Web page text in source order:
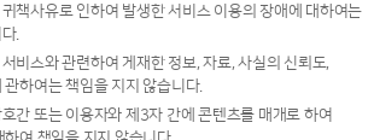
책사유로 인하여 발생한 서비스 이용의 장애에 대하여는
.
비스와 관련하여 게재한 정보, 자료, 사실의 신뢰도,
하여는 책임을 지지 않습니다.
간 또는 이용자와 제3자 간에 콘텐츠를 매개로 하여